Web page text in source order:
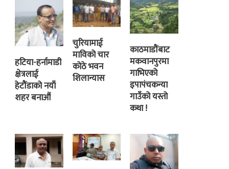
हटिया-हर्नामाडी
क्षेत्रलाई
हेटौंडाको नयाँ
शहर बनाऔं
चुरियामाई
माविको चार
कोठे भवन
शिलान्यास
काठमाडौंबाट
मकवानपुरमा
गाभिएको
इपापंचकन्या
गाउँको यस्तो
कथा !